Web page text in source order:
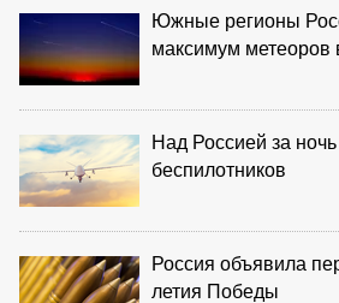
Южные регионы
максимум метеоров
Над Россией за
беспилотников
Россия объявила
летия Победы